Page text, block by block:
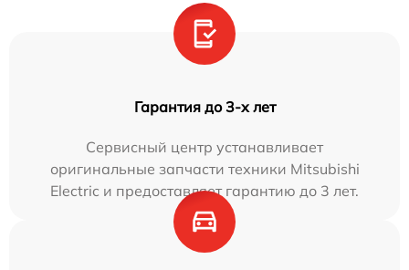
Гарантия до 3-х лет
Сервисный центр устанавливает
оригинальные запчасти техники Mitsubishi
Electric и предоставляет гарантию до 3 лет.